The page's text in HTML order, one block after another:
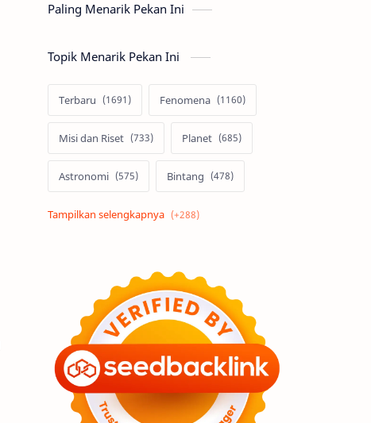
Paling Menarik Pekan Ini
Topik Menarik Pekan Ini
Terbaru Fenomena
Misi dan Riset Planet
Astronomi Bintang
Alam semesta Galaksi
Tata Surya
Hype Astronot
Asteroid Observasi
Premium Komet